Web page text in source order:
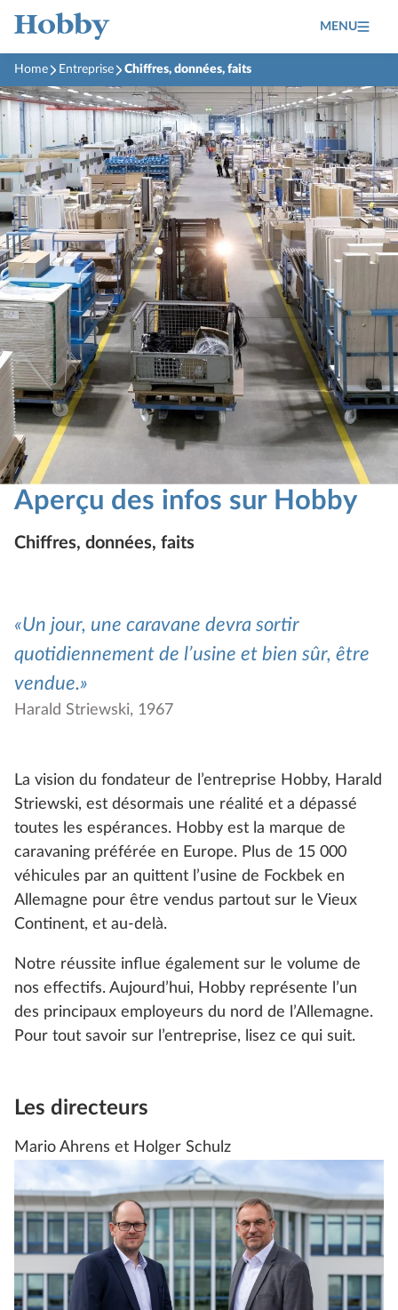
MENU
Home Entreprise Chiffres, données, faits
Aperçu des infos sur Hobby
Chiffres, données, faits
Un jour, une caravane devra sortir
quotidiennement de l’usine et bien sûr, être
vendue.
Harald Striewski, 1967
La vision du fondateur de l’entreprise Hobby, Harald
Striewski, est désormais une réalité et a dépassé
toutes les espérances. Hobby est la marque de
caravaning préférée en Europe. Plus de 15 000
véhicules par an quittent l’usine de Fockbek en
Allemagne pour être vendus partout sur le Vieux
Continent, et au-delà.
Notre réussite influe également sur le volume de
nos effectifs. Aujourd’hui, Hobby représente l’un
des principaux employeurs du nord de l’Allemagne.
Pour tout savoir sur l’entreprise, lisez ce qui suit.
Les directeurs
Mario Ahrens et Holger Schulz